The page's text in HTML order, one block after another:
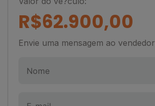
R$62.900,00
Envie uma mensagem ao vendedor